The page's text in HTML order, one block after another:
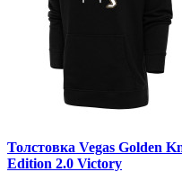
Толстовка Vegas Golden
Edition 2.0 Victory